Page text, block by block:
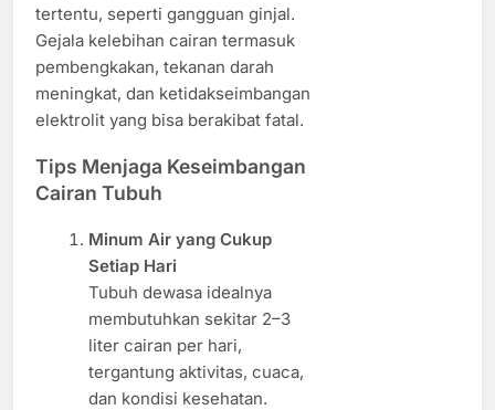
tertentu, seperti gangguan ginjal.
Gejala kelebihan cairan termasuk
pembengkakan, tekanan darah
meningkat, dan ketidakseimbangan
elektrolit yang bisa berakibat fatal.
Tips Menjaga Keseimbangan
Cairan Tubuh
Minum Air yang Cukup
Setiap Hari
Tubuh dewasa idealnya
membutuhkan sekitar 2–3
liter cairan per hari,
tergantung aktivitas, cuaca,
dan kondisi kesehatan.